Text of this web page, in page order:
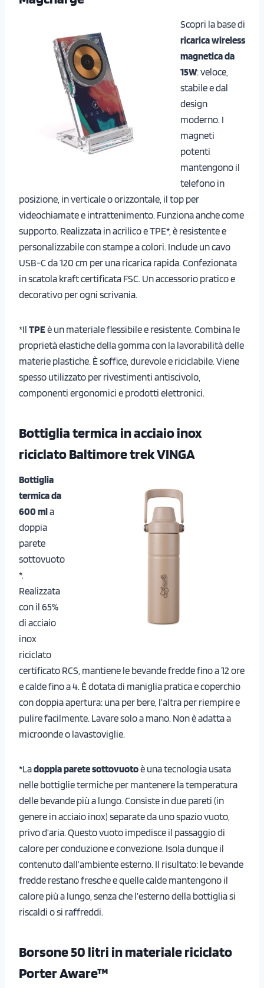
Scopri la base di
ricarica wireless
magnetica da
15W: veloce,
stabile e dal
design
moderno. I
magneti
potenti
mantengono il
telefono in
posizione, in verticale o orizzontale, il top per
videochiamate e intrattenimento. Funziona anche come
supporto. Realizzata in acrilico e TPE*, è resistente e
personalizzabile con stampe a colori. Include un cavo
USB-C da 120 cm per una ricarica rapida. Confezionata
in scatola kraft certificata FSC. Un accessorio pratico e
decorativo per ogni scrivania.
*Il TPEè un materiale flessibile e resistente. Combina le
proprietà elastiche della gomma con la lavorabilità delle
materie plastiche. È soffice, durevole e riciclabile. Viene
spesso utilizzato per rivestimenti antiscivolo,
componenti ergonomici e prodotti elettronici.
Bottiglia termica in acciaio inox
riciclato Baltimore trek VINGA
Bottiglia
termica da
600 mla
doppia
parete
sottovuoto
*.
Realizzata
con il 65%
di acciaio
inox
riciclato
certificato RCS, mantiene le bevande fredde fino a 12 ore
e calde fino a 4. È dotata di maniglia pratica e coperchio
con doppia apertura: una per bere, l’altra per riempire e
pulire facilmente. Lavare solo a mano. Non è adatta a
microonde o lavastoviglie.
*Ladoppia parete sottovuotoè una tecnologia usata
nelle bottiglie termiche per mantenere la temperatura
delle bevande più a lungo. Consiste in due pareti (in
genere in acciaio inox) separate da uno spazio vuoto,
privo d’aria. Questo vuoto impedisce il passaggio di
calore per conduzione e convezione. Isola dunque il
contenuto dall’ambiente esterno. Il risultato: le bevande
fredde restano fresche e quelle calde mantengono il
calore più a lungo, senza che l’esterno della bottiglia si
riscaldi o si raffreddi.
Borsone 50 litri in materiale riciclato
Porter Aware™